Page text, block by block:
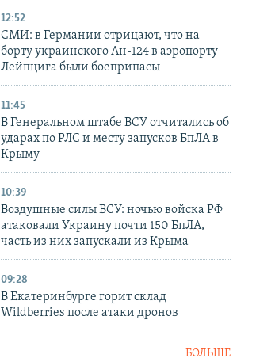
12:52
СМИ: в Германии отрицают, что на
борту украинского Ан-124 в аэропорту
Лейпцига были боеприпасы
11:45
В Генеральном штабе ВСУ отчитались об
ударах по РЛС и месту запусков БпЛА в
Крыму
10:39
Воздушные силы ВСУ: ночью войска РФ
атаковали Украину почти 150 БпЛА,
часть из них запускали из Крыма
09:28
В Екатеринбурге горит склад
Wildberries после атаки дронов
БОЛЬШЕ